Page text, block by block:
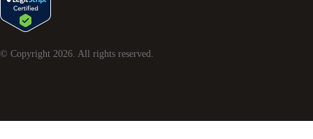
© Copyright 2026 . All rights reserved.